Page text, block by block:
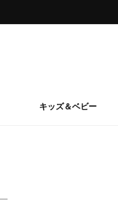
キッズ＆ベビー